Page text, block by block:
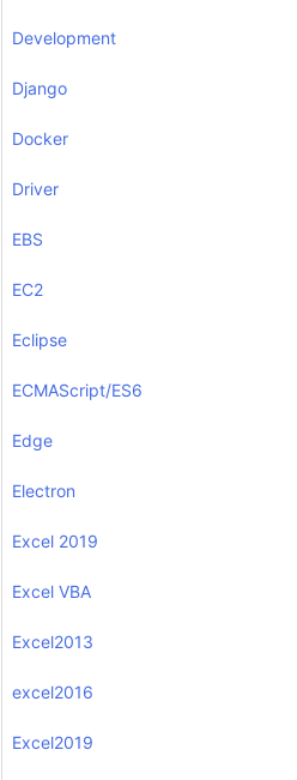
Development
Django
Docker
Driver
EBS
EC2
Eclipse
ECMAScript/ES6
Edge
Electron
Excel 2019
Excel VBA
Excel2013
excel2016
Excel2019